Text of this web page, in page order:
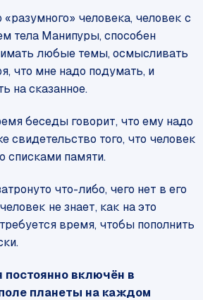
«разумного» человека, человек с
тела Манипуры, способен
любые темы, осмысливать
что мне надо подумать, и
на сказанное.
беседы говорит, что ему надо
свидетельство того, что человек
списками памяти.
что-либо, чего нет в его
не знает, как на это
время, чтобы пополнить
постоянно включён в
планеты на каждом